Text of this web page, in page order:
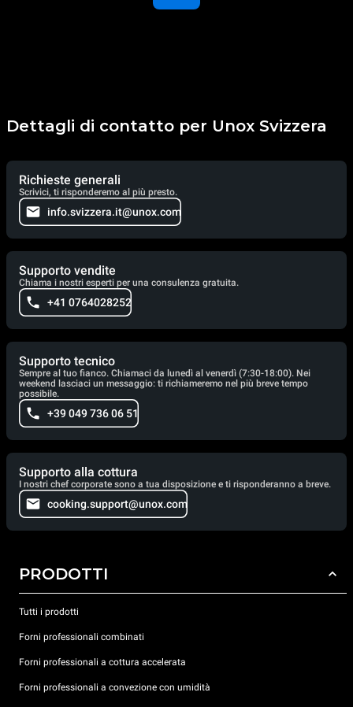
Dettagli di contatto per Unox Svizzera
Richieste generali
Scrivici, ti risponderemo al più presto.
info.svizzera.it@unox.com
Supporto vendite
Chiama i nostri esperti per una consulenza gratuita.
+41 0764028252
Supporto tecnico
Sempre al tuo fianco. Chiamaci da lunedì al venerdì (7:30-18:00). Nei
weekend lasciaci un messaggio: ti richiameremo nel più breve tempo
possibile.
+39 049 736 06 51
Supporto alla cottura
I nostri chef corporate sono a tua disposizione e ti risponderanno a breve.
cooking.support@unox.com
PRODOTTI
Tutti i prodotti
Forni professionali combinati
Forni professionali a cottura accelerata
Forni professionali a convezione con umidità